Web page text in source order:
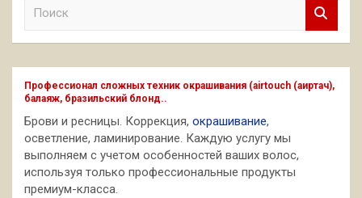
к
Профессионал сложных техник окрашивания (airtouch (аиртач),
балаяж, бразильский блонд..
Брови и ресницы. Коррекция, окрашивание,
осветление, ламинирование. Каждую услугу мы
выполняем с учетом особенностей ваших волос,
используя только профессиональные продукты
премиум-класса.